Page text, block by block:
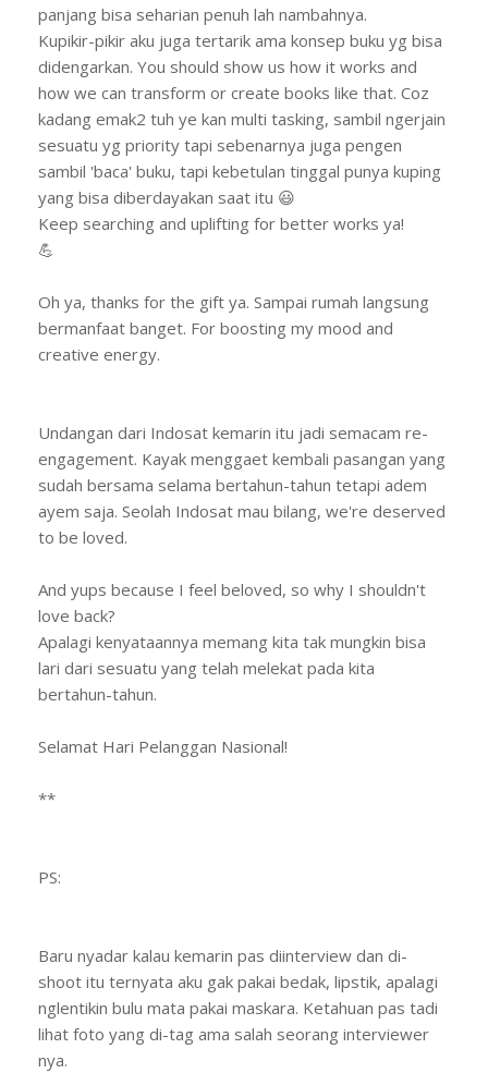
panjang bisa seharian penuh lah nambahnya.
Kupikir-pikir aku juga tertarik ama konsep buku yg bisa
didengarkan. You should show us how it works and
how we can transform or create books like that. Coz
kadang emak2 tuh ye kan multi tasking, sambil ngerjain
sesuatu yg priority tapi sebenarnya juga pengen
sambil 'baca' buku, tapi kebetulan tinggal punya kuping
yang bisa diberdayakan saat itu 😃
Keep searching and uplifting for better works ya!
💪
Oh ya, thanks for the gift ya. Sampai rumah langsung
bermanfaat banget. For boosting my mood and
creative energy.
Undangan dari Indosat kemarin itu jadi semacam re-
engagement. Kayak menggaet kembali pasangan yang
sudah bersama selama bertahun-tahun tetapi adem
ayem saja. Seolah Indosat mau bilang, we're deserved
to be loved.
And yups because I feel beloved, so why I shouldn't
love back?
Apalagi kenyataannya memang kita tak mungkin bisa
lari dari sesuatu yang telah melekat pada kita
bertahun-tahun.
Selamat Hari Pelanggan Nasional!
**
PS:
Baru nyadar kalau kemarin pas diinterview dan di-
shoot itu ternyata aku gak pakai bedak, lipstik, apalagi
nglentikin bulu mata pakai maskara. Ketahuan pas tadi
lihat foto yang di-tag ama salah seorang interviewer
nya.